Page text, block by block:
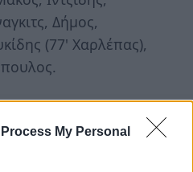
My Personal
Δήμος,
(77' Χαρλέπας),